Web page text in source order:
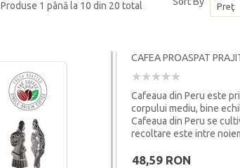
Produse 1 până la 10 din 20 total
CAFEA PROASPAT
Cafeaua din Peru este
corpului mediu, bine
Cafeaua din Peru se
recoltare este intre
48,59 RON